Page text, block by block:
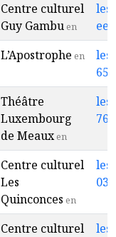
Centre culturel
Guy Gambu en
L’Apostrophe en
Théâtre
Luxembourg
de Meauxen
Centre culturel
Les
Quinconces en
Centre culturel